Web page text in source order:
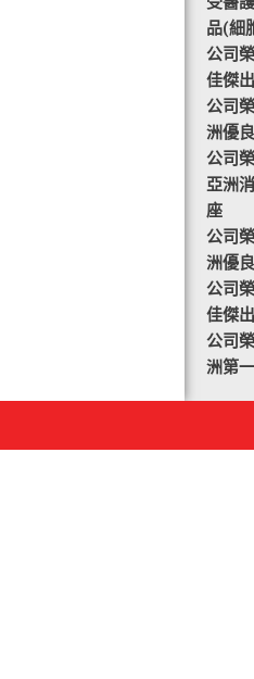
品(細
公司
佳傑
公司
洲優
公司
亞洲
座
公司
洲優
公司
佳傑
公司
洲第